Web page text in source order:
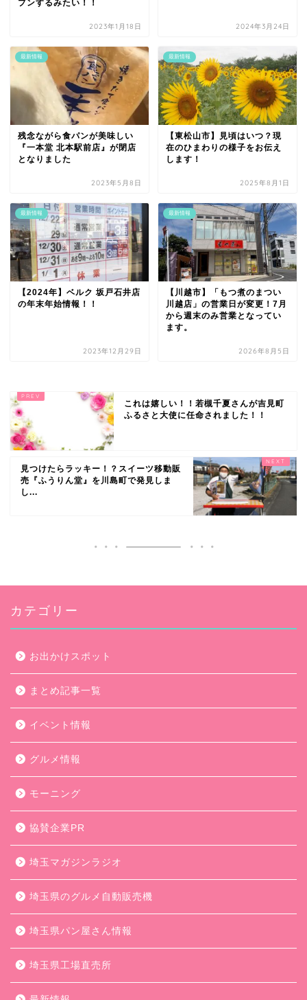
プンするみたい！！
2023年1月18日 2024年3月24日
最新情報
残念ながら食パンが美味しい
『一本堂 北本駅前店』が閉店
となりました
2023年5月8日
最新情報
【東松山市】見頃はいつ？現
在のひまわりの様子をお伝え
します！
2025年8月1日
最新情報
【2024年】ベルク 坂戸石井店
の年末年始情報！！
2023年12月29日
最新情報
【川越市】「もつ煮のまつい
川越店」の営業日が変更！7月
から週末のみ営業となってい
ます。
2026年8月5日
これは嬉しい！！若槻千夏さんが吉見町
ふるさと大使に任命されました！！
見つけたらラッキー！？スイーツ移動販
売『ふうりん堂』を川島町で発見しま
し...
カテゴリー
お出かけスポット
まとめ記事一覧
イベント情報
グルメ情報
モーニング
協賛企業PR
埼玉マガジンラジオ
埼玉県のグルメ自動販売機
埼玉県パン屋さん情報
埼玉県工場直売所